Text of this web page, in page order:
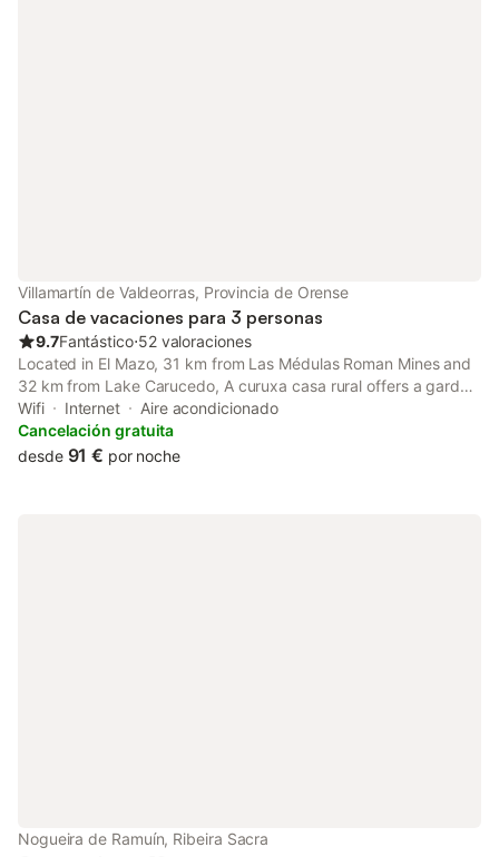
Villamartín de Valdeorras, Provincia de Orense
Casa de vacaciones para 3 personas
9.7Fantástico⋅52 valoraciones
Located in El Mazo, 31 km from Las Médulas Roman Mines and
32 km from Lake Carucedo, A curuxa casa rural offers a garden
and air conditioning. This property offers access to a balcony,
free private parking and free WiFi.
Wifi Internet
Aire acondicionado
Cancelación gratuita
desde 91 € por noche
Nogueira de Ramuín, Ribeira Sacra